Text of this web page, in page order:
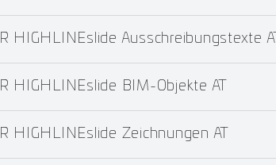
HIGHLINEslide Ausschreibungstexte AT
HIGHLINEslide BIM-Objekte AT
HIGHLINEslide Zeichnungen AT